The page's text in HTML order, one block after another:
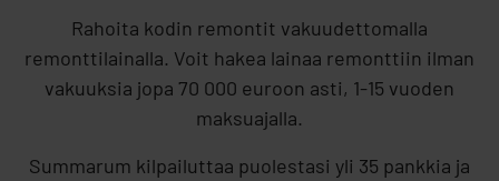
Rahoita kodin remontit vakuudettomalla
remonttilainalla. Voit hakea lainaa remonttiin ilman
vakuuksia jopa 70 000 euroon asti, 1-15 vuoden
maksuajalla.
Summarum kilpailuttaa puolestasi yli 35 pankkia ja